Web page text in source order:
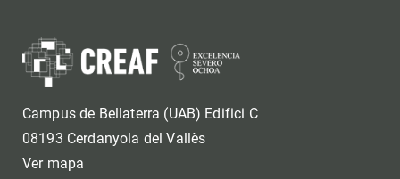
Campus de Bellaterra (UAB) Edifici C
08193 Cerdanyola del Vallès
Ver mapa